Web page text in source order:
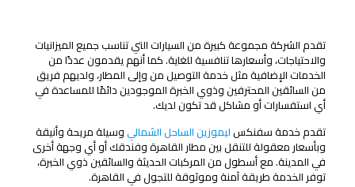
تقدم الشركة مجموعة كبيرة من السيارات التي تناسب جميع الميزانيات
والاحتياجات، وأسعارها تنافسية للغاية. كما أنهم يقدمون عددًا من
الخدمات الإضافية مثل خدمة التوصيل من وإلى المطار، ولديهم فريق
من السائقين المحترفين وذوي الخبرة الموجودين دائمًا للمساعدة في
أي استفسارات أو مشاكل قد تكون لديك.
تقدم خدمة سفنكس ليموزين الساحل الشماليوسيلة مريحة وأنيقة
وبأسعار معقولة للتنقل بين مطار القاهرة وفندقك أو أي وجهة أخرى
في المدينة. مع أسطول من المركبات الحديثة والسائقين ذوي الخبرة،
توفر الخدمة طريقة آمنة وموثوقة للتجول في القاهرة.